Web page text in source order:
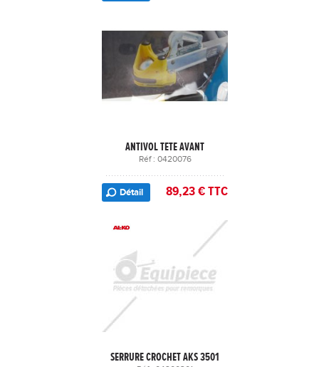
ANTIVOL TETE AVANT
Réf : 0420076
Détail 89,23 € TTC
SERRURE CROCHET AKS 3501